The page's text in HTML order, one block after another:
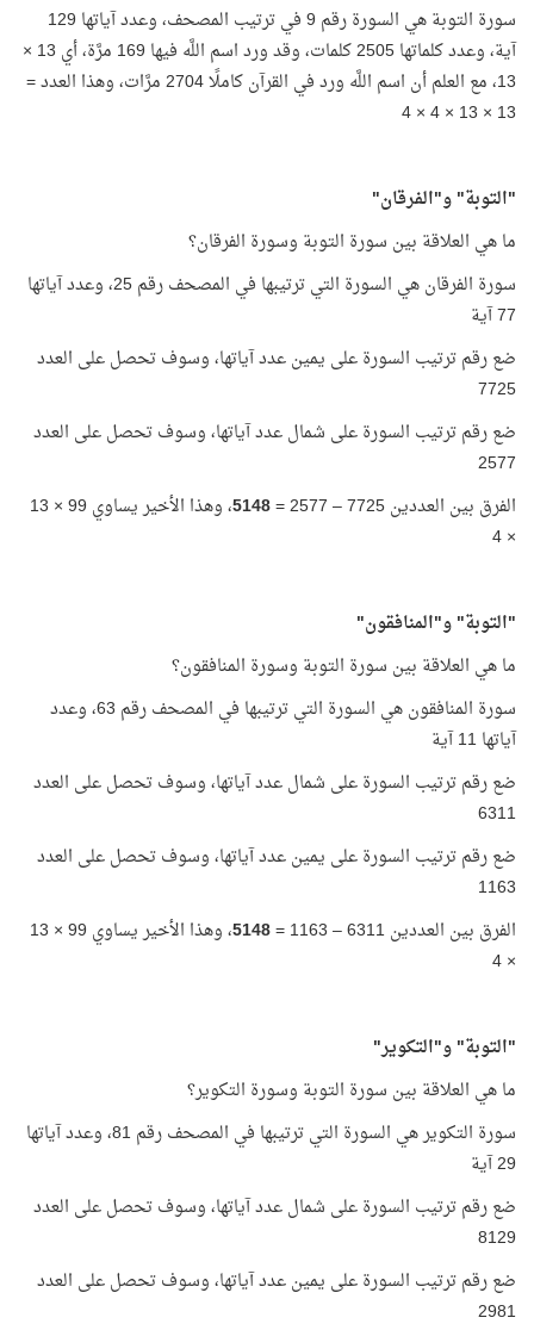
سورة التوبة هي السورة رقم 9 في ترتيب المصحف، وعدد آياتها 129
آية، وعدد كلماتها 2505 كلمات، وقد ورد اسم اللَّه فيها 169 مرَّة، أي 13 ×
13، مع العلم أن اسم اللَّه ورد في القرآن كاملًا 2704 مرَّات، وهذا العدد =
13 × 13 × 4 × 4
"التوبة" و"الفرقان"
ما هي العلاقة بين سورة التوبة وسورة الفرقان؟
سورة الفرقان هي السورة التي ترتيبها في المصحف رقم 25، وعدد آياتها
77 آية
ضع رقم ترتيب السورة على يمين عدد آياتها، وسوف تحصل على العدد
7725
ضع رقم ترتيب السورة على شمال عدد آياتها، وسوف تحصل على العدد
2577
الفرق بين العددين 7725 – 2577 =
5148
، وهذا الأخير يساوي 99 × 13
× 4
"التوبة" و"المنافقون"
ما هي العلاقة بين سورة التوبة وسورة المنافقون؟
سورة المنافقون هي السورة التي ترتيبها في المصحف رقم 63، وعدد
آياتها 11 آية
ضع رقم ترتيب السورة على شمال عدد آياتها، وسوف تحصل على العدد
6311
ضع رقم ترتيب السورة على يمين عدد آياتها، وسوف تحصل على العدد
1163
الفرق بين العددين 6311 – 1163 =
5148
، وهذا الأخير يساوي 99 × 13
× 4
"التوبة" و"التكوير"
ما هي العلاقة بين سورة التوبة وسورة التكوير؟
سورة التكوير هي السورة التي ترتيبها في المصحف رقم 81، وعدد آياتها
29 آية
ضع رقم ترتيب السورة على شمال عدد آياتها، وسوف تحصل على العدد
8129
ضع رقم ترتيب السورة على يمين عدد آياتها، وسوف تحصل على العدد
2981